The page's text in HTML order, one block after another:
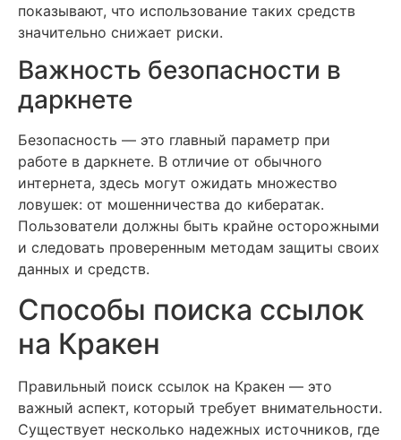
показывают, что использование таких средств
значительно снижает риски.
Важность безопасности в
даркнете
Безопасность — это главный параметр при
работе в даркнете. В отличие от обычного
интернета, здесь могут ожидать множество
ловушек: от мошенничества до кибератак.
Пользователи должны быть крайне осторожными
и следовать проверенным методам защиты своих
данных и средств.
Способы поиска ссылок
на Кракен
Правильный поиск ссылок на Кракен — это
важный аспект, который требует внимательности.
Существует несколько надежных источников, где